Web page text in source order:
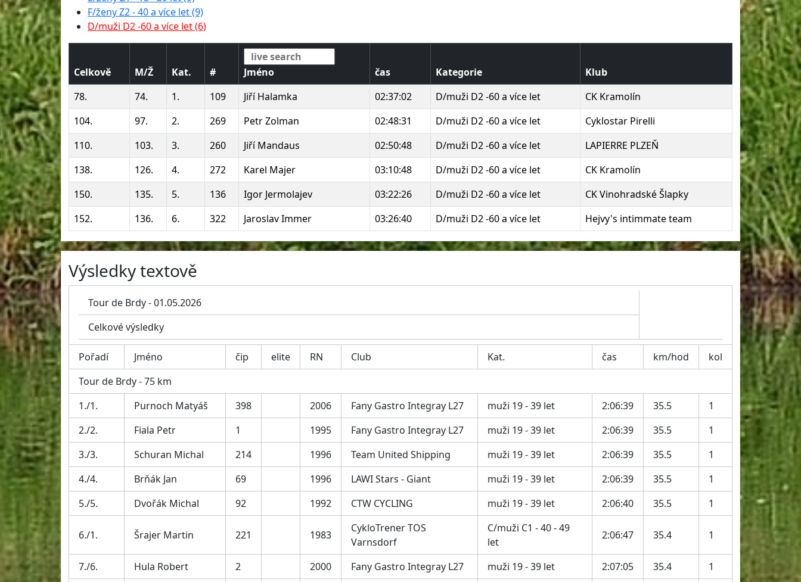
F/ženy Z2 - 40 a více let (9)
D/muži D2 -60 a více let (6)
Celkově M/Ž Kat. # Jméno čas Kategorie
Klub
78.
74. 1. 109 Jiří Halamka 02:37:02 D/muži D2 -60 a více let
CK Kramolín
104.
97. 2. 269 Petr Zolman 02:48:31 D/muži D2 -60 a více let
Cyklostar Pirelli
110.
103. 3. 260 Jiří Mandaus 02:50:48 D/muži D2 -60 a více let
LAPIERRE PLZEŇ
138.
126. 4. 272 Karel Majer 03:10:48 D/muži D2 -60 a více let
CK Kramolín
150.
135. 5. 136 Igor Jermolajev 03:22:26 D/muži D2 -60 a více let
CK Vinohradské Šlapky
152.
136. 6. 322 Jaroslav Immer 03:26:40 D/muži D2 -60 a více let Hejvy's intimmate team
Výsledky textově
Tour de Brdy - 01.05.2026
Celkové výsledky
Pořadí Jméno čip elite RN Club Kat. čas km/hod
kol
Tour de Brdy - 75 km
1./1.
Purnoch Matyáš 398 2006 Fany Gastro Integray L27 muži 19 - 39 let 2:06:39 35.5
1
2./2.
Fiala Petr 1 1995 Fany Gastro Integray L27 muži 19 - 39 let 2:06:39 35.5
1
3./3.
Schuran Michal 214 1996 Team United Shipping muži 19 - 39 let 2:06:39 35.5
1
4./4.
Brňák Jan 69 1996 LAWI Stars - Giant muži 19 - 39 let 2:06:39 35.5
1
5./5.
Dvořák Michal 92 1992 CTW CYCLING muži 19 - 39 let 2:06:40 35.5 1
6./1. Šrajer Martin 221 1983
CykloTrener TOS
Varnsdorf
C/muži C1 - 40 - 49
let
2:06:47 35.4 1
7./6. Hula Robert 2 2000 Fany Gastro Integray L27 muži 19 - 39 let 2:07:05 35.4
1